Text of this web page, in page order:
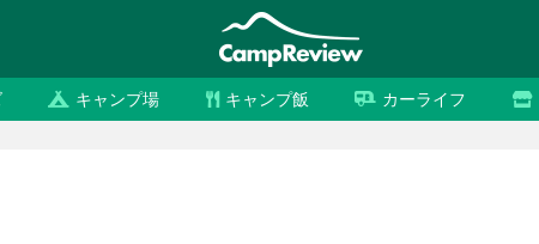
キャンプ場 キャンプ飯 カーライフ